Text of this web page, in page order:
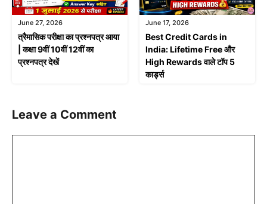
June 27, 2026
त्रैमासिक परीक्षा का प्रश्नपत्र आया
| कक्षा 9वीं 10वीं 12वीं का
प्रश्नपत्र देखें
June 17, 2026
Best Credit Cards in
India: Lifetime Free और
High Rewards वाले टॉप 5
कार्ड्स
Leave a Comment